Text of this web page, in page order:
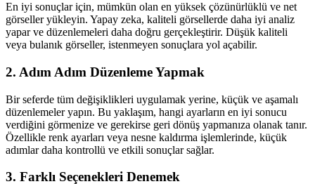
En iyi sonuçlar için, mümkün olan en yüksek çözünürlüklü ve net
görseller yükleyin. Yapay zeka, kaliteli görsellerde daha iyi analiz
yapar ve düzenlemeleri daha doğru gerçekleştirir. Düşük kaliteli
veya bulanık görseller, istenmeyen sonuçlara yol açabilir.
2. Adım Adım Düzenleme Yapmak
Bir seferde tüm değişiklikleri uygulamak yerine, küçük ve aşamalı
düzenlemeler yapın. Bu yaklaşım, hangi ayarların en iyi sonucu
verdiğini görmenize ve gerekirse geri dönüş yapmanıza olanak tanır.
Özellikle renk ayarları veya nesne kaldırma işlemlerinde, küçük
adımlar daha kontrollü ve etkili sonuçlar sağlar.
3. Farklı Seçenekleri Denemek